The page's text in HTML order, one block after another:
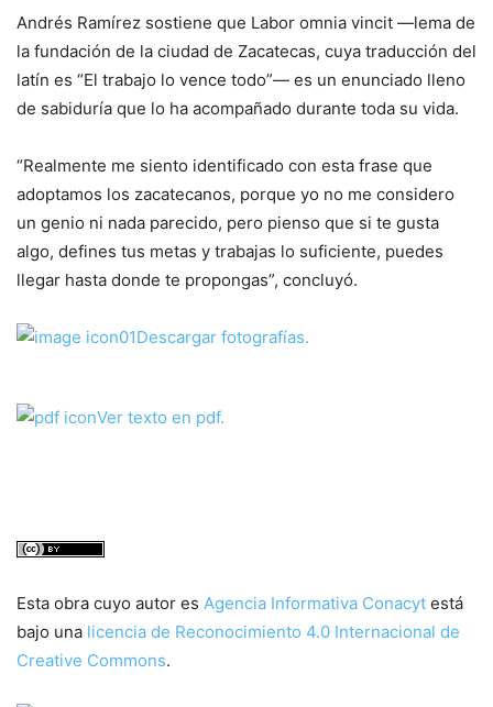
Andrés Ramírez sostiene que Labor omnia vincit —lema de
la fundación de la ciudad de Zacatecas, cuya traducción del
latín es “El trabajo lo vence todo”— es un enunciado lleno
de sabiduría que lo ha acompañado durante toda su vida.
“Realmente me siento identificado con esta frase que
adoptamos los zacatecanos, porque yo no me considero
un genio ni nada parecido, pero pienso que si te gusta
algo, defines tus metas y trabajas lo suficiente, puedes
llegar hasta donde te propongas”, concluyó.
Descargar fotografías.
Ver texto en pdf.
Esta obra cuyo autor es Agencia Informativa Conacyt está
bajo una licencia de Reconocimiento 4.0 Internacional de
Creative Commons.